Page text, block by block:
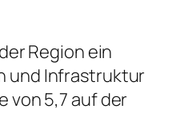
Region ein
und Infrastruktur
von 5,7 auf der